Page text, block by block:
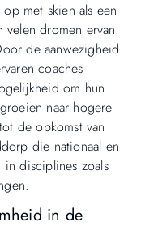
met skien als een
velen dromen ervan
de aanwezigheid
coaches
om hun
naar hogere
de opkomst van
die nationaal en
in disciplines zoals
in de